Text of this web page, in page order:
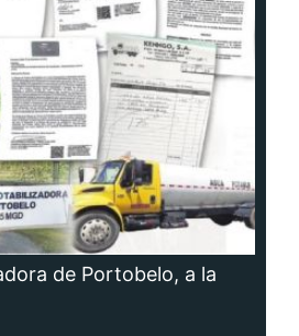
de Portobelo, a la